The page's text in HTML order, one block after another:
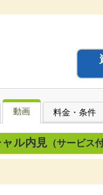
動画 料金・条件
ル内見 （サービ